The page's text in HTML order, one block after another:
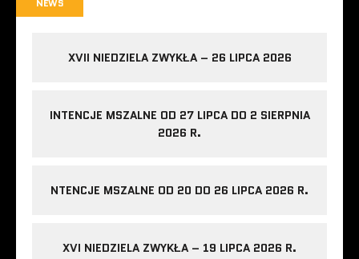
NEWS
XVII NIEDZIELA ZWYKŁA – 26 LIPCA 2026
INTENCJE MSZALNE OD 27 LIPCA DO 2 SIERPNIA
2026 R.
NTENCJE MSZALNE OD 20 DO 26 LIPCA 2026 R.
XVI NIEDZIELA ZWYKŁA – 19 LIPCA 2026 R.